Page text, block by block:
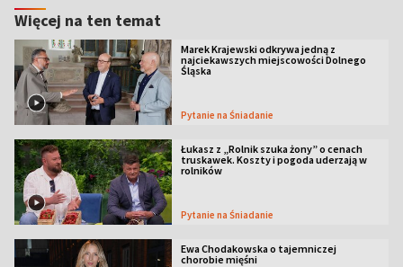
Więcej na ten temat
Marek Krajewski odkrywa jedną z
najciekawszych miejscowości Dolnego
Śląska
Pytanie na Śniadanie
Łukasz z „Rolnik szuka żony” o cenach
truskawek. Koszty i pogoda uderzają w
rolników
Pytanie na Śniadanie
Ewa Chodakowska o tajemniczej
chorobie mięśni